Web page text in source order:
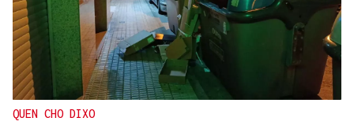
QUEN CHO DIXO